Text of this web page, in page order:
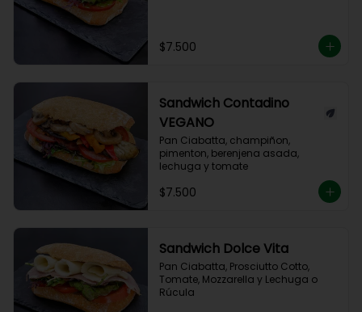
$7.500
Sandwich Contadino
VEGANO
Pan Ciabatta, champiñon,
pimenton, berenjena asada,
lechuga y tomate
$7.500
Sandwich Dolce Vita
Pan Ciabatta, Prosciutto Cotto,
Tomate, Mozzarella y Lechuga o
Rúcula